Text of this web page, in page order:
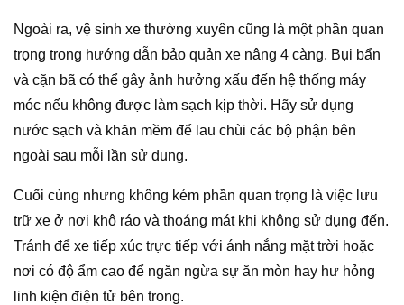
Ngoài ra, vệ sinh xe thường xuyên cũng là một phần quan
trọng trong hướng dẫn bảo quản xe nâng 4 càng. Bụi bẩn
và cặn bã có thể gây ảnh hưởng xấu đến hệ thống máy
móc nếu không được làm sạch kịp thời. Hãy sử dụng
nước sạch và khăn mềm để lau chùi các bộ phận bên
ngoài sau mỗi lần sử dụng.
Cuối cùng nhưng không kém phần quan trọng là việc lưu
trữ xe ở nơi khô ráo và thoáng mát khi không sử dụng đến.
Tránh để xe tiếp xúc trực tiếp với ánh nắng mặt trời hoặc
nơi có độ ẩm cao để ngăn ngừa sự ăn mòn hay hư hỏng
linh kiện điện tử bên trong.